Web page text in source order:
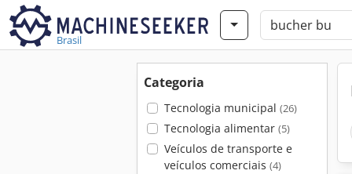
Brasil
Categoria
Tecnologia municipal (26)
Tecnologia alimentar (5)
Veículos de transporte e
veículos comerciais (4)